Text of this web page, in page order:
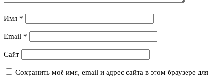
Имя *
Email *
Сайт
Сохранить моё имя, email и адрес сайта в этом браузере для